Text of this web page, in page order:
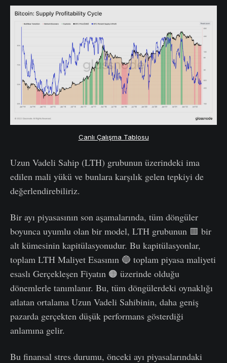
Canlı Çalışma Tablosu
Uzun Vadeli Sahip (LTH) grubunun üzerindeki ima
edilen mali yükü ve bunlara karşılık gelen tepkiyi de
değerlendirebiliriz.
Bir ayı piyasasının son aşamalarında, tüm döngüler
boyunca uyumlu olan bir model, LTH grubunun 🟥 bir
alt kümesinin kapitülasyonudur. Bu kapitülasyonlar,
toplam LTH Maliyet Esasının 🔵 toplam piyasa maliyeti
esaslı Gerçekleşen Fiyatın 🟠 üzerinde olduğu
dönemlerle tanımlanır. Bu, tüm döngülerdeki oynaklığı
atlatan ortalama Uzun Vadeli Sahibinin, daha geniş
pazarda gerçekten düşük performans gösterdiği
anlamına gelir.
Bu finansal stres durumu, önceki ayı piyasalarındaki